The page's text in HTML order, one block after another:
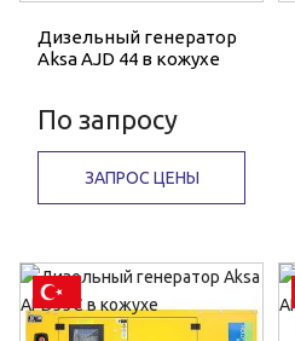
Дизельный генератор
Aksa AJD 44 в кожухе
По запросу
ЗАПРОС ЦЕНЫ